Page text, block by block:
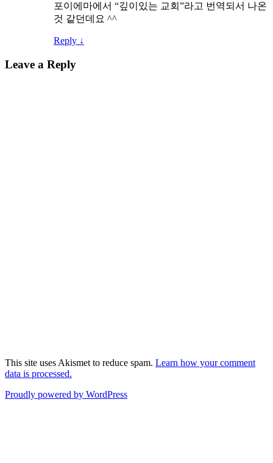
포이에마에서 “깊이있는 교회”라고 번역되서 나온
것 같던데요 ^^
Reply ↓
Leave a Reply
This site uses Akismet to reduce spam. Learn how your comment
data is processed.
Proudly powered by WordPress